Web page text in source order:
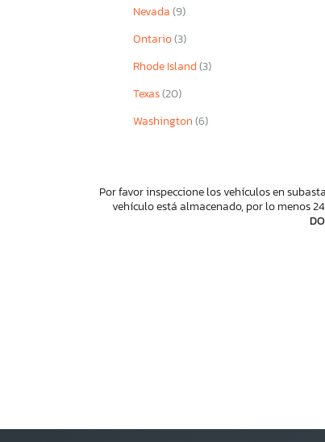
Nevada(9)
Ontario(3)
Rhode Island(3)
Texas(20)
Washington(6)
Por favor inspeccione los vehículos en
vehículo está almacenado, por lo menos